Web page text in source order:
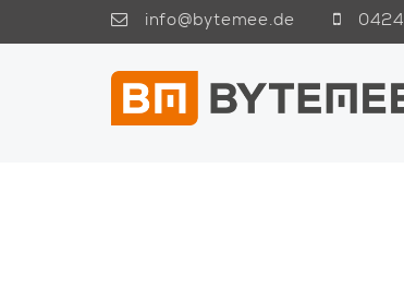
info@bytemee.de